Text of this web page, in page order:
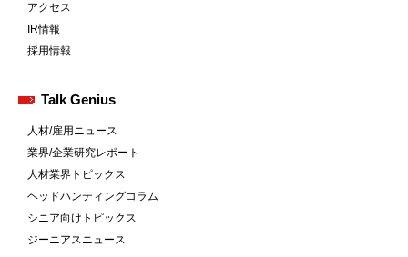
アクセス
IR情報
採用情報
Talk Genius
人材/雇用ニュース
業界/企業研究レポート
人材業界トピックス
ヘッドハンティングコラム
シニア向けトピックス
ジーニアスニュース